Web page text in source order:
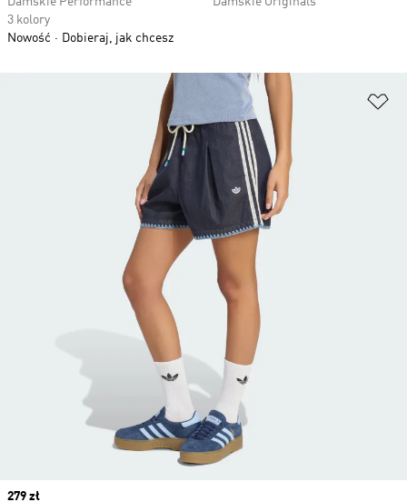
3 kolory
Nowość
Dobieraj, jak chcesz
Price
279 zł